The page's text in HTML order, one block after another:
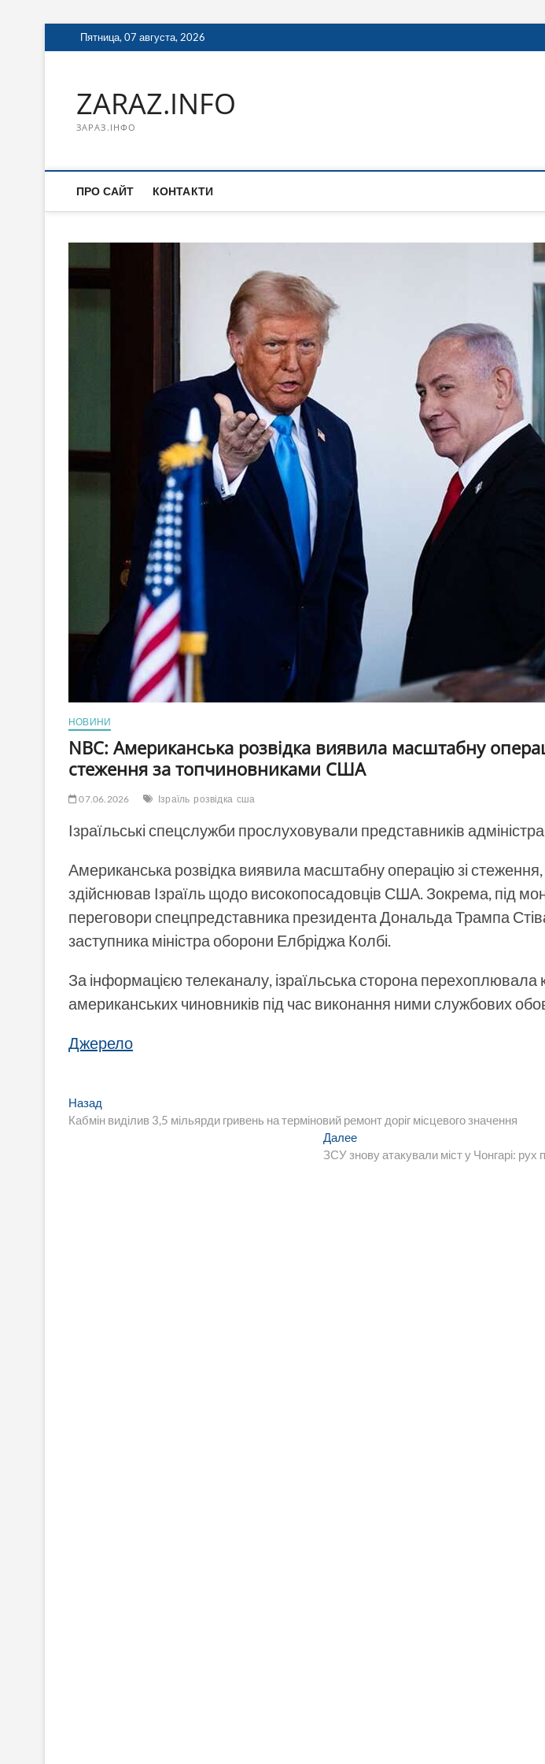
Перейти
к
Пятница, 07 августа, 2026
ZARAZ.INFO
ЗАРАЗ.ІНФО
ПРО САЙТ КОНТАКТИ
НОВИНИ
NBC: Американська розвідка виявила масштабну
стеження за топчиновниками США
07.06.2026 Ізраїль розвідка сша
Ізраїльські спецслужби прослуховували представників
Американська розвідка виявила масштабну операцію зі
здійснював Ізраїль щодо високопосадовців США. Зокрема, під
переговори спецпредставника президента Дональда Трампа
заступника міністра оборони Елбріджа Колбі.
За інформацією телеканалу, ізраїльська сторона перехоплювала
американських чиновників під час виконання ними службових
Джерело
Навигация
по
Назад
запись:
Кабмін виділив 3,5 мільярди гривень на терміновий ремонт доріг місцевого значення
ДалееСледующая
запись:
ЗСУ знову атакували міст у Чонгарі: